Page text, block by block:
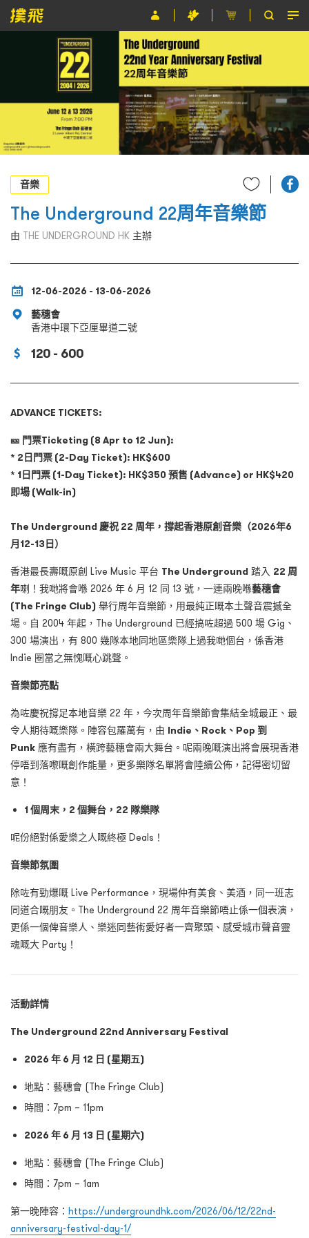
關於撲飛
條款及細則
EN
音樂
The Underground 22周年音樂節
由 THE UNDERGROUND HK 主辦
12-06-2026 - 13-06-2026
藝穗會
香港中環下亞厘畢道二號
120 - 600
ADVANCE TICKETS:
🎫 門票Ticketing (8 Apr to 12 Jun):
* 2日門票 (2-Day Ticket): HK$600
* 1日門票 (1-Day Ticket): HK$350 預售 (Advance) or HK$420
即場 (Walk-in)
The Underground慶祝 22 周年，撐起香港原創音樂（2026年6
月12-13日）
香港最長壽嘅原創 Live Music 平台 The Underground 踏入 22 周
年喇！我哋將會喺 2026 年 6 月 12 同 13 號，一連兩晚喺藝穗會
(The Fringe Club) 舉行周年音樂節，用最純正嘅本土聲音震撼全
場。自 2004 年起，The Underground 已經搞咗超過 500 場 Gig、
300 場演出，有 800 幾隊本地同地區樂隊上過我哋個台，係香港
Indie 圈當之無愧嘅心跳聲。
音樂節亮點
為咗慶祝撐足本地音樂 22 年，今次周年音樂節會集結全城最正、最
令人期待嘅樂隊。陣容包羅萬有，由 Indie 、 Rock 、 Pop 到
Punk 應有盡有，橫跨藝穗會兩大舞台。呢兩晚嘅演出將會展現香港
停唔到落嚟嘅創作能量，更多樂隊名單將會陸續公佈，記得密切留
意！
1個周末， 2 個舞台， 22 隊樂隊
呢份絕對係愛樂之人嘅終極 Deals！
音樂節氛圍
除咗有勁爆嘅 Live Performance，現場仲有美食、美酒，同一班志
同道合嘅朋友。The Underground 22 周年音樂節唔止係一個表演，
更係一個俾音樂人、樂迷同藝術愛好者一齊聚頭、感受城市聲音靈
魂嘅大 Party！
活動詳情
The Underground 22nd Anniversary Festival
2026 年 6 月 12 日 (星期五)
地點：藝穗會 (The Fringe Club)
時間：7pm – 11pm
2026 年 6 月 13 日 (星期六)
地點：藝穗會 (The Fringe Club)
時間：7pm – 1am
第一晚陣容： https://undergroundhk.com/2026/06/12/22nd-
anniversary-festival-day-1/